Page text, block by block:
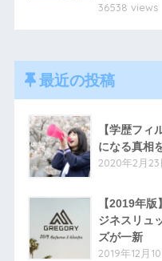
36538 views
最近の投稿
【学歴フィ
になる真相
2020年2月23
【2019年
ジネスリュ
ズが一新
2019年12月